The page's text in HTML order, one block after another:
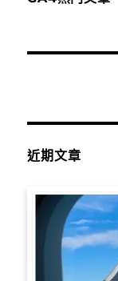
近期文章